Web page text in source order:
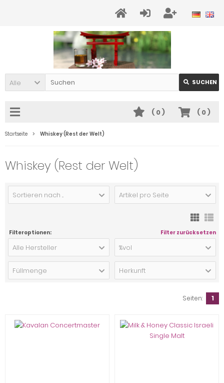
Alle SUCHEN
( 0)
( 0)
Startseite Whiskey (Rest der Welt)
Whiskey (Rest der Welt)
Sortieren nach ... Artikel pro Seite
Filteroptionen: Filter zurücksetzen
Alle Hersteller %vol
Füllmenge Herkunft
Seiten: 1